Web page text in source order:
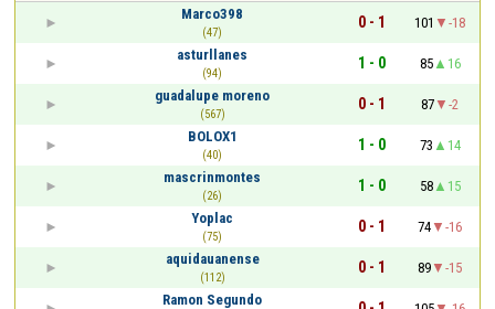
Marco398
(47)
0 - 1 101
-18
asturllanes
(94)
1 - 0 85
16
guadalupe moreno
(567)
0 - 1 87
-2
BOLOX1
(40)
1 - 0 73
14
mascrinmontes
(26)
1 - 0 58
15
Yoplac
(75)
0 - 1 74
-16
aquidauanense
(112)
0 - 1 89
-15
Ramon Segundo